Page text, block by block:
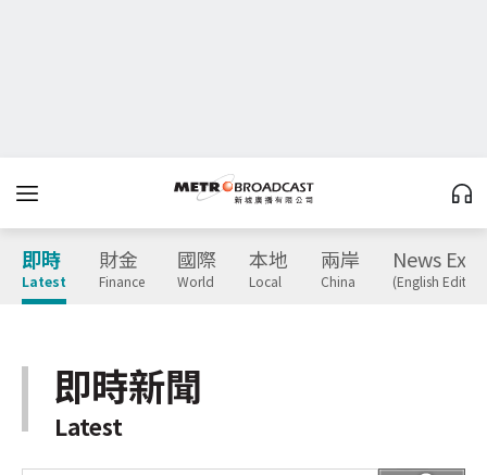
即時
Latest
財金
Finance
國際
World
本地
Local
兩岸
China
News
(English
即時新聞
Latest